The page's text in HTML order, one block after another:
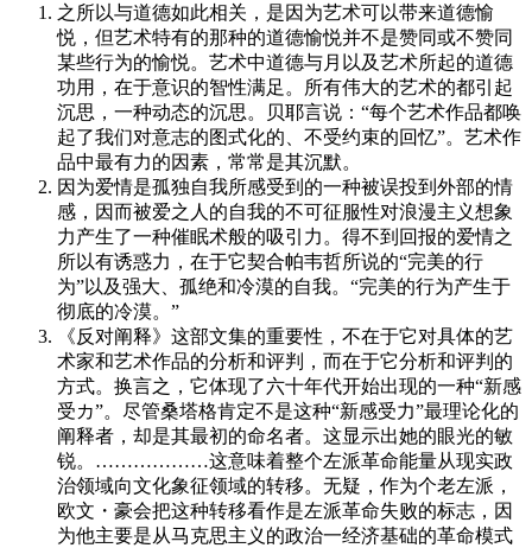
之所以与道德如此相关，是因为艺术可以带来道德愉
悦，但艺术特有的那种的道德愉悦并不是赞同或不赞同
某些行为的愉悦。艺术中道德与月以及艺术所起的道德
功用，在于意识的智性满足。所有伟大的艺术的都引起
沉思，一种动态的沉思。贝耶言说：“每个艺术作品都唤
起了我们对意志的图式化的、不受约束的回忆”。艺术作
品中最有力的因素，常常是其沉默。
因为爱情是孤独自我所感受到的一种被误投到外部的情
感，因而被爱之人的自我的不可征服性对浪漫主义想象
力产生了一种催眠术般的吸引力。得不到回报的爱情之
所以有诱惑力，在于它契合帕韦哲所说的“完美的行
为”以及强大、孤绝和冷漠的自我。“完美的行为产生于
彻底的冷漠。”
《反对阐释》这部文集的重要性，不在于它对具体的艺
术家和艺术作品的分析和评判，而在于它分析和评判的
方式。换言之，它体现了六十年代开始出现的一种“新感
受カ”。尽管桑塔格肯定不是这种“新感受力”最理论化的
阐释者，却是其最初的命名者。这显示出她的眼光的敏
锐。………………这意味着整个左派革命能量从现实政
治领域向文化象征领域的转移。无疑，作为个老左派，
欧文・豪会把这种转移看作是左派革命失败的标志，因
为他主要是从马克思主义的政治一经济基础的革命模式